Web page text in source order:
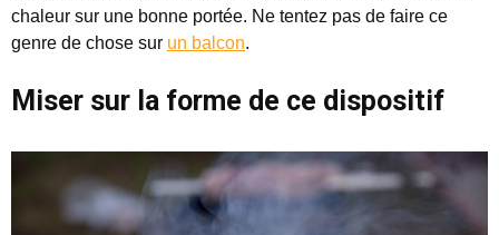
chaleur sur une bonne portée. Ne tentez pas de faire ce
genre de chose sur un balcon.
Miser sur la forme de ce dispositif